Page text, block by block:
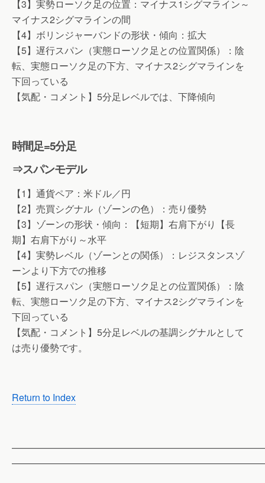
【3】実勢ローソク足の位置：マイナス1シグマライン～
マイナス2シグマラインの間
【4】ボリンジャーバンドの形状・傾向：拡大
【5】遅行スパン（実態ローソク足との位置関係）：陰
転、実態ローソク足の下方、マイナス2シグマラインを
下回っている
【気配・コメント】5分足レベルでは、下降傾向
時間足=5分足
⇒スパンモデル
【1】通貨ペア：米ドル／円
【2】売買シグナル（ゾーンの色）：売り優勢
【3】ゾーンの形状・傾向：【短期】右肩下がり【長
期】右肩下がり～水平
【4】実勢レベル（ゾーンとの関係）：レジスタンスゾ
ーンより下方での推移
【5】遅行スパン（実態ローソク足との位置関係）：陰
転、実態ローソク足の下方、マイナス2シグマラインを
下回っている
【気配・コメント】5分足レベルの基調シグナルとして
は売り優勢です。
Return to Index